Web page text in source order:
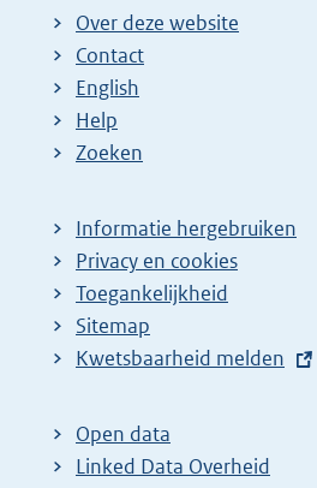
Over deze website
Contact
English
Help
Zoeken
Informatie hergebruiken
Privacy en cookies
Toegankelijkheid
Sitemap
E
t
e
Kwetsbaarheid melden
Open data
Linked Data Overheid